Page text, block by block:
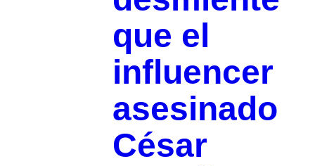
que el
influencer
asesinado
César